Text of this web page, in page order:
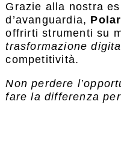
Grazie alla nostra
d’avanguardia,
offrirti strumenti su
trasformazione
competitività.
Non perdere
fare la differenza